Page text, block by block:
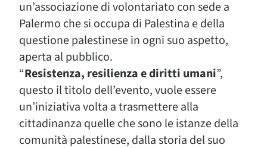
un’associazione di volontariato con sede a
Palermo che si occupa di Palestina e della
questione palestinese in ogni suo aspetto,
aperta al pubblico.
“Resistenza, resilienza e diritti umani”,
questo il titolo dell’evento, vuole essere
un’iniziativa volta a trasmettere alla
cittadinanza quelle che sono le istanze della
comunità palestinese, dalla storia del suo